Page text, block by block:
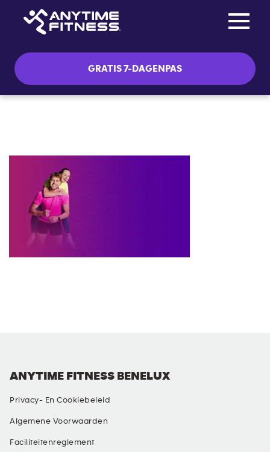
GRATIS 7-DAGENPAS
ANYTIME FITNESS BENELUX
Privacy- En Cookiebeleid
Algemene Voorwaarden
Faciliteitenreglement